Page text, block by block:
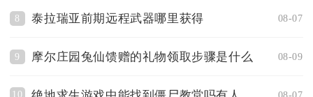
8 泰拉瑞亚前期远程武器哪里获得 08-07
9 摩尔庄园兔仙馈赠的礼物领取步骤是什么 08-09
10